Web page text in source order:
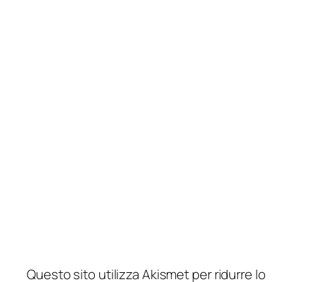
Questo sito utilizza Akismet per ridurre lo